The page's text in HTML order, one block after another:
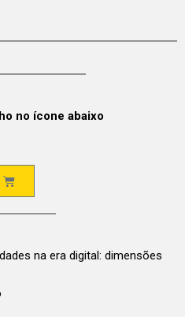
no ícone abaixo
na era digital: dimensões